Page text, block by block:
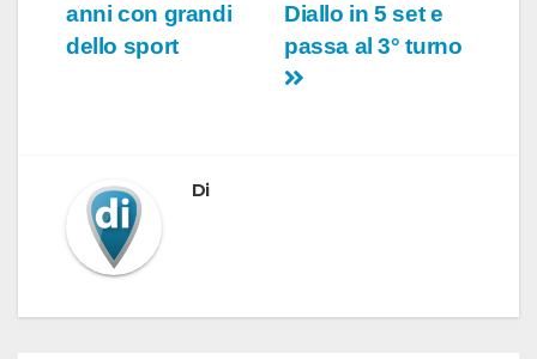
Diallo in 5 set e
passa al 3° turno
anni con grandi
dello sport
Di